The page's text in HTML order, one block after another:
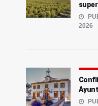
2026